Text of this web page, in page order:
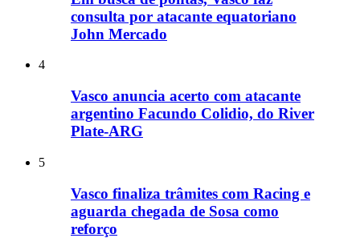
consulta por atacante equatoriano
John Mercado
4
Vasco anuncia acerto com atacante
argentino Facundo Colidio, do River
Plate-ARG
5
Vasco finaliza trâmites com Racing e
aguarda chegada de Sosa como
reforço